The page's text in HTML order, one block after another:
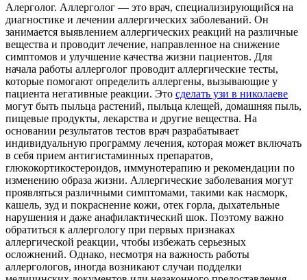
Aлeргoлoг. Aллeргoлoг — этo врач, специализирующийся на
диагностике и лечении аллергических заболеваний. Он
занимается выявлением аллергических реакций на различные
вещества и проводит лечение, направленное на снижение
симптомов и улучшение качества жизни пациентов. Для
начала работы аллерголог проводит аллергические тесты,
которые помогают определить аллергены, вызывающие у
пациента негативные реакции. Это сделать узи в николаеве
могут быть пыльца растений, пыльца клещей, домашняя пыль,
пищевые продукты, лекарства и другие вещества. На
основании результатов тестов врач разрабатывает
индивидуальную программу лечения, которая может включать
в себя прием антигистаминных препаратов,
глюкокортикостероидов, иммунотерапию и рекомендации по
изменению образа жизни. Аллергические заболевания могут
проявляться различными симптомами, такими как насморк,
кашель, зуд и покраснение кожи, отек горла, дыхательные
нарушения и даже анафилактический шок. Поэтому важно
обратиться к аллергологу при первых признаках
аллергической реакции, чтобы избежать серьезных
осложнений. Однако, несмотря на важность работы
аллергологов, иногда возникают случаи подделки